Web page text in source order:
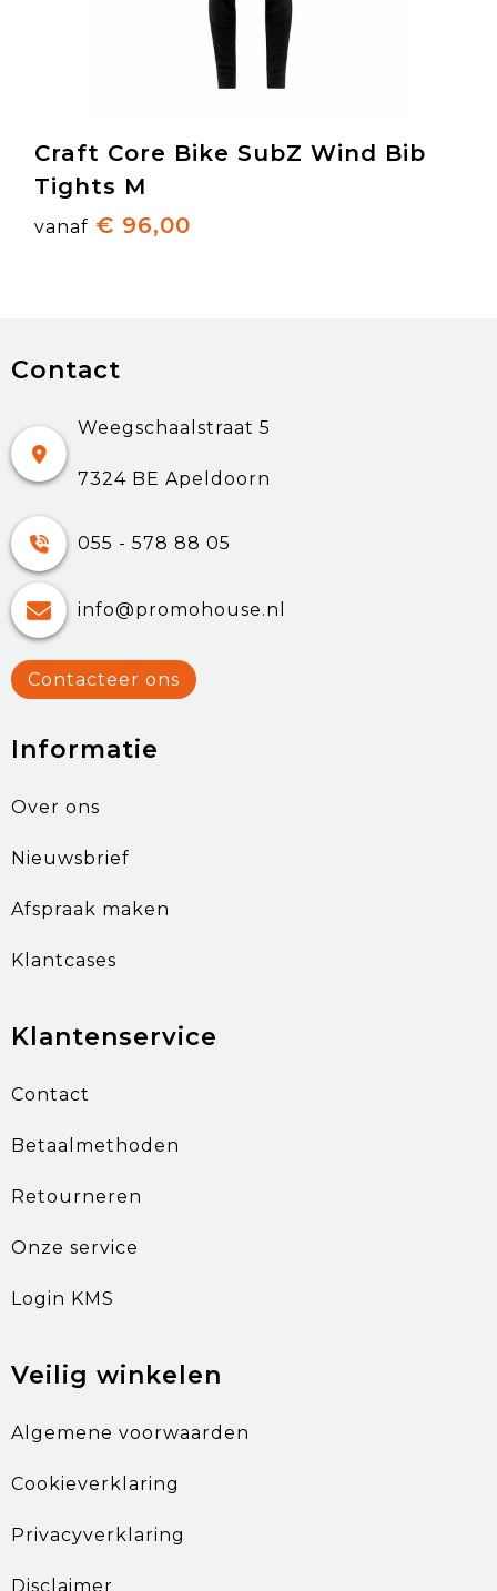
Craft Core Bike SubZ Wind Bib
Tights M
vanaf € 96,00
Contact
Weegschaalstraat 5
7324 BE Apeldoorn
055 - 578 88 05
info@promohouse.nl
Contacteer ons
Informatie
Over ons
Nieuwsbrief
Afspraak maken
Klantcases
Klantenservice
Contact
Betaalmethoden
Retourneren
Onze service
Login KMS
Veilig winkelen
Algemene voorwaarden
Cookieverklaring
Privacyverklaring
Disclaimer